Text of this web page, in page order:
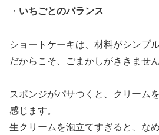
・ いちごとのバランス
ショートケーキは、材料がシンプル
だからこそ、ごまかしがききません
スポンジがパサつくと、クリーム
感じます。
生クリームを泡立てすぎると、な